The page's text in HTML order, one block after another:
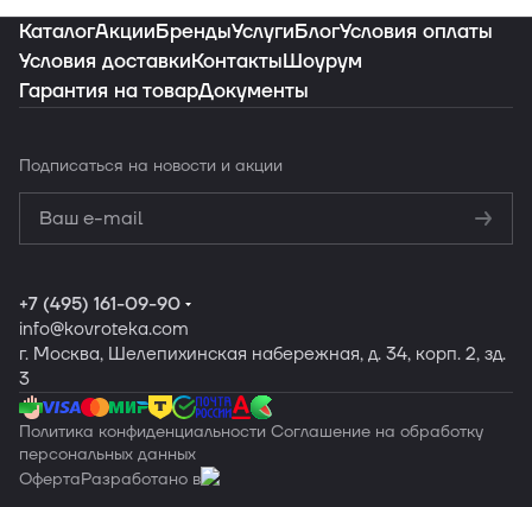
ваш интерьер
Заказать подборку
КаталогАкцииБрендыУслугиБлогУсловия оплаты
Условия доставкиКонтактыШоурум
Гарантия на товарДокументы
Подписаться на новости и акции
конфиденциальности
Обработку
персональных данных
+7 (495) 161-09-90
info@kovroteka.com
г. Москва, Шелепихинская набережная, д. 34, корп. 2, зд.
3
Политика конфиденциальности Соглашение на обработку
персональных данных
ОфертаРазработано в